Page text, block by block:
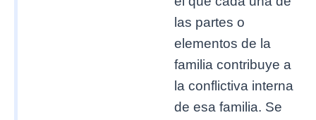
las partes o
elementos de la
familia contribuye a
la conflictiva interna
de esa familia. Se